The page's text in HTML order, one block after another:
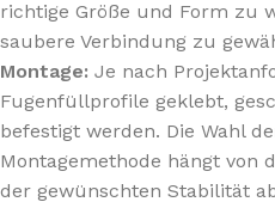
richtige Größe und Form zu
saubere Verbindung zu
Montage: Je nach
Fugenfüllprofile geklebt,
befestigt werden. Die Wahl
Montagemethode hängt von
der gewünschten Stabilität